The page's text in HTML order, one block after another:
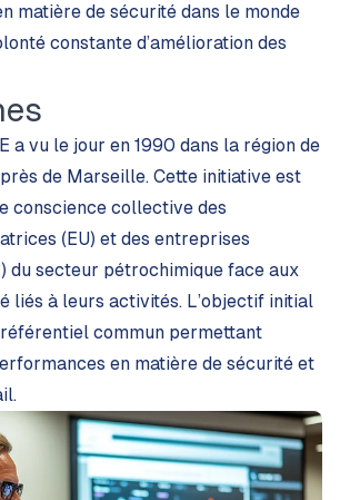
matière de sécurité dans le monde
constante d’amélioration des
a vu le jour en 1990 dans la région de
près de Marseille. Cette initiative est
conscience collective des
(EU) et des entreprises
du secteur pétrochimique face aux
liés à leurs activités. L’objectif initial
commun permettant
en matière de sécurité et